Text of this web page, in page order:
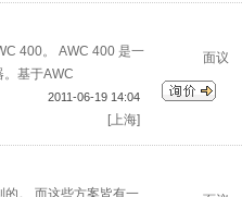
400。 AWC 400 是一
基于AWC
2011-06-19 14:04
[上海]
面议
。 而这些方案皆有一